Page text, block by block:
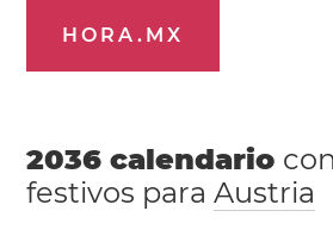
HORA.MX
2036 calendario
festivos paraAustria